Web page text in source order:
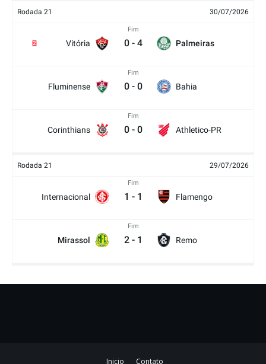
Rodada 21 30/07/2026
Vitória
2
Fim
0 - 4 Palmeiras
Fluminense
Fim
0 - 0 Bahia
Corinthians
Fim
0 - 0 Athletico-PR
Rodada 21 29/07/2026
Internacional
Fim
1 - 1 Flamengo
Mirassol
Fim
2 - 1 Remo
Inicio Contato